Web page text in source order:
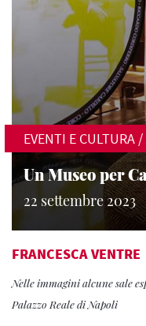
EVENTI E CULTURA /
Un Museo per
22 settembre 2023
FRANCESCA VENTRE
Nelle immagini alcune sale
Palazzo Reale di Napoli